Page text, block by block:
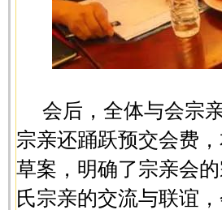
会后，全体与会宗
宗亲还踊跃预交会费
草案，明确了宗亲会
氏宗亲的交流与联谊